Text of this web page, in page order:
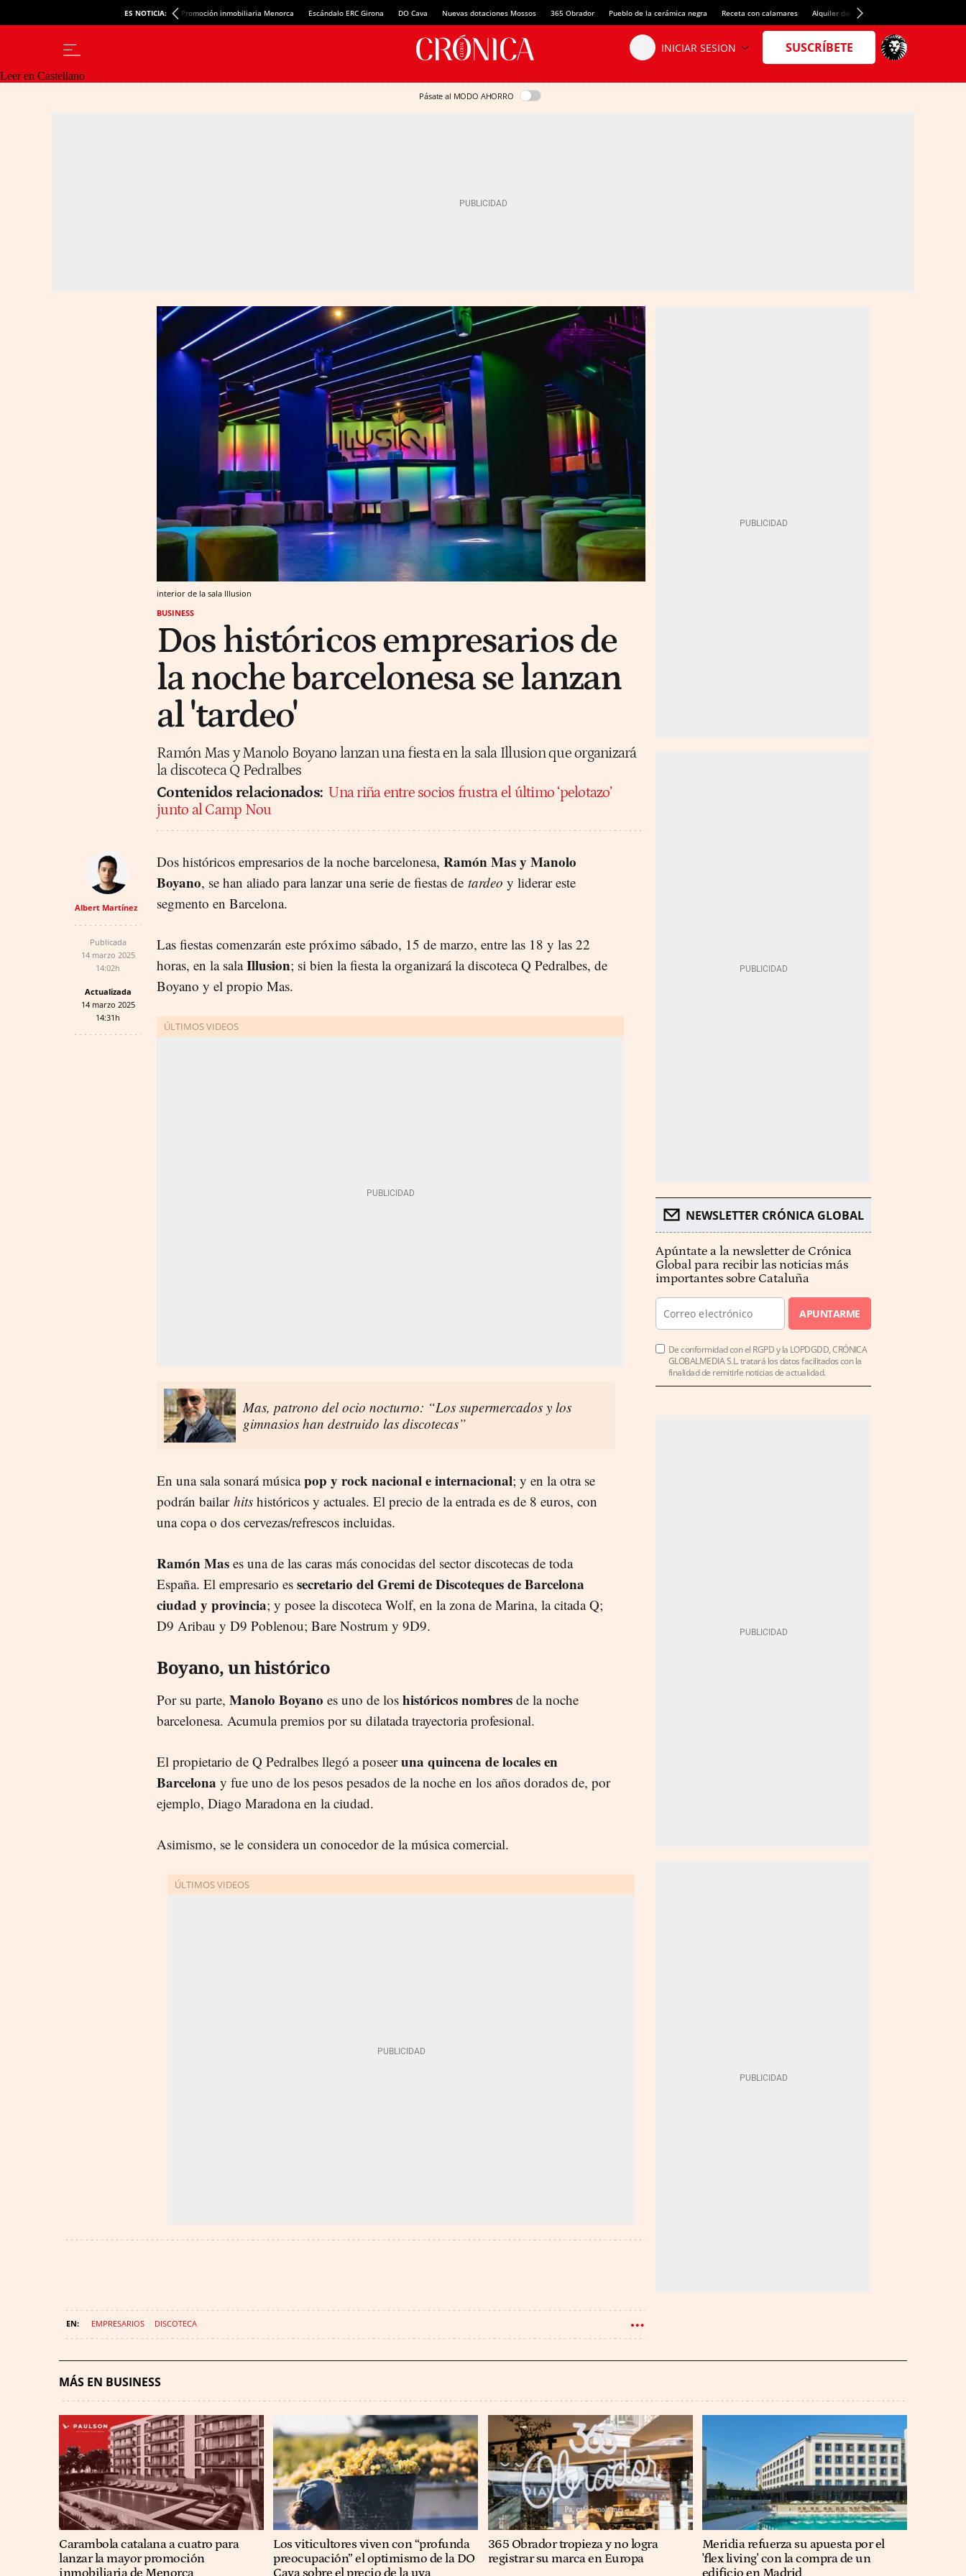
ES NOTICIA: Promoción inmobiliaria Menorca Escándalo ERC Girona DO Cava Nuevas dotaciones Mossos 365 Obrador Pueblo de la cerámica negra Receta con calamares Alquiler de habitaciones en España
Leer en Castellano
Pásate al MODO AHORRO
interior de la sala Illusion
BUSINESS
Dos históricos empresarios de
la noche barcelonesa se lanzan
al 'tardeo'
Ramón Mas y Manolo Boyano lanzan una fiesta en la sala Illusion que organizará
la discoteca Q Pedralbes
Contenidos relacionados: Una riña entre socios frustra el último ‘pelotazo’
junto al Camp Nou
Albert Martínez
Publicada
14 marzo 2025
14:02h
Actualizada
14 marzo 2025
14:31h
Dos históricos empresarios de la noche barcelonesa, Ramón Mas y Manolo
Boyano, se han aliado para lanzar una serie de fiestas de tardeo y liderar este
segmento en Barcelona.
Las fiestas comenzarán este próximo sábado, 15 de marzo, entre las 18 y las 22
horas, en la salaIllusion; si bien la fiesta la organizará la discoteca Q Pedralbes, de
Boyano y el propio Mas.
Mas, patrono del ocio nocturno: “Los supermercados y los
gimnasios han destruido las discotecas”
En una sala sonará músicapop y rock nacional e internacional; y en la otra se
podrán bailar hits históricos y actuales. El precio de la entrada es de 8 euros, con
una copa o dos cervezas/refrescos incluidas.
Ramón Mas es una de las caras más conocidas del sector discotecas de toda
España. El empresario es secretario del Gremi de Discoteques de Barcelona
ciudad y provincia; y posee la discoteca Wolf, en la zona de Marina, la citada Q;
D9 Aribau y D9 Poblenou; Bare Nostrum y 9D9.
Boyano, un histórico
Por su parte, Manolo Boyano es uno de los históricos nombres de la noche
barcelonesa. Acumula premios por su dilatada trayectoria profesional.
El propietario de Q Pedralbes llegó a poseeruna quincena de locales en
Barcelona y fue uno de los pesos pesados de la noche en los años dorados de, por
ejemplo, Diago Maradona en la ciudad.
Asimismo, se le considera un conocedor de la música comercial.
EMPRESARIOS DISCOTECA
NEWSLETTER CRÓNICA GLOBAL
Apúntate a la newsletter de Crónica
Global para recibir las noticias más
importantes sobre Cataluña
APUNTARME
De conformidad con el RGPD y la LOPDGDD, CRÓNICA
GLOBALMEDIA S.L. tratará los datos facilitados con la
finalidad de remitirle noticias de actualidad.
MÁS EN BUSINESS
Carambola catalana a cuatro para
lanzar la mayor promoción
inmobiliaria de Menorca
Los viticultores viven con “profunda
preocupación” el optimismo de la DO
Cava sobre el precio de la uva
365 Obrador tropieza y no logra
registrar su marca en Europa
Meridia refuerza su apuesta por el
'flex living' con la compra de un
edificio en Madrid